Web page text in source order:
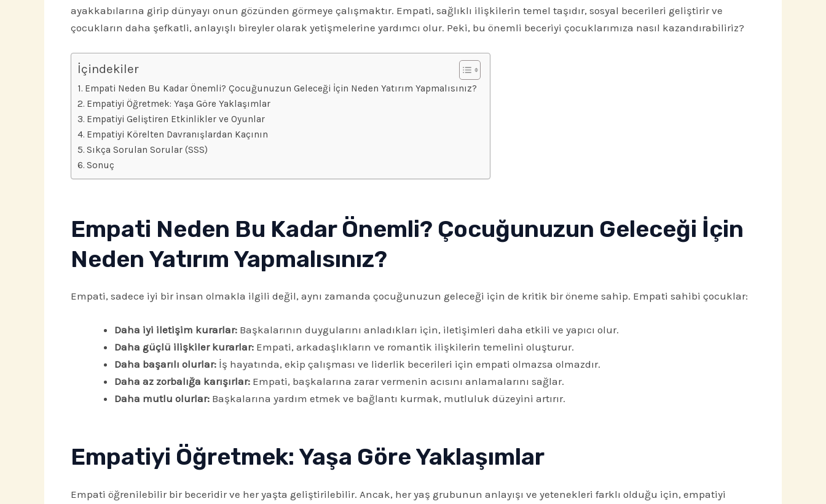
ayakkabılarına girip dünyayı onun gözünden görmeye çalışmaktır. Empati, sağlıklı ilişkilerin temel taşıdır, sosyal becerileri geliştirir ve
çocukların daha şefkatli, anlayışlı bireyler olarak yetişmelerine yardımcı olur. Peki, bu önemli beceriyi çocuklarımıza nasıl kazandırabiliriz?
İçindekiler
Empati Neden Bu Kadar Önemli? Çocuğunuzun Geleceği İçin Neden Yatırım Yapmalısınız?
Empatiyi Öğretmek: Yaşa Göre Yaklaşımlar
Empatiyi Geliştiren Etkinlikler ve Oyunlar
Empatiyi Körelten Davranışlardan Kaçının
Sıkça Sorulan Sorular (SSS)
Sonuç
Empati Neden Bu Kadar Önemli? Çocuğunuzun Geleceği İçin
Neden Yatırım Yapmalısınız?
Empati, sadece iyi bir insan olmakla ilgili değil, aynı zamanda çocuğunuzun geleceği için de kritik bir öneme sahip. Empati sahibi çocuklar:
Daha iyi iletişim kurarlar:Başkalarının duygularını anladıkları için, iletişimleri daha etkili ve yapıcı olur.
Daha güçlü ilişkiler kurarlar:Empati, arkadaşlıkların ve romantik ilişkilerin temelini oluşturur.
Daha başarılı olurlar:İş hayatında, ekip çalışması ve liderlik becerileri için empati olmazsa olmazdır.
Daha az zorbalığa karışırlar:Empati, başkalarına zarar vermenin acısını anlamalarını sağlar.
Daha mutlu olurlar:Başkalarına yardım etmek ve bağlantı kurmak, mutluluk düzeyini artırır.
Empatiyi Öğretmek: Yaşa Göre Yaklaşımlar
Empati öğrenilebilir bir beceridir ve her yaşta geliştirilebilir. Ancak, her yaş grubunun anlayışı ve yetenekleri farklı olduğu için, empatiyi